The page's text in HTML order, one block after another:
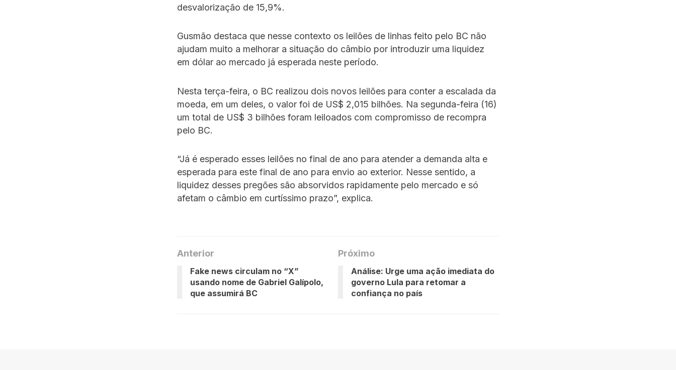
desvalorização de 15,9%.
Gusmão destaca que nesse contexto os leilões de linhas feito pelo BC não
ajudam muito a melhorar a situação do câmbio por introduzir uma liquidez
em dólar ao mercado já esperada neste período.
Nesta terça-feira, o BC realizou dois novos leilões para conter a escalada da
moeda, em um deles, o valor foi de US$ 2,015 bilhões. Na segunda-feira (16)
um total de US$ 3 bilhões foram leiloados com compromisso de recompra
pelo BC.
“Já é esperado esses leilões no final de ano para atender a demanda alta e
esperada para este final de ano para envio ao exterior. Nesse sentido, a
liquidez desses pregões são absorvidos rapidamente pelo mercado e só
afetam o câmbio em curtíssimo prazo”, explica.
Anterior
Fake news circulam no “X”
usando nome de Gabriel Galípolo,
que assumirá BC
Próximo
Análise: Urge uma ação imediata do
governo Lula para retomar a
confiança no país